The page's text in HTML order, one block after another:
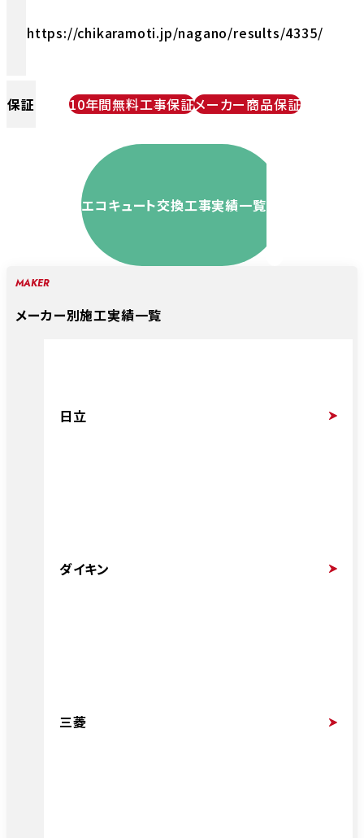
https://chikaramoti.jp/nagano/results/4335/
保証 10年間無料工事保証メーカー商品保証
エコキュート交換工事実績一覧
MAKER
メーカー別施工実績一覧
日立
ダイキン
三菱